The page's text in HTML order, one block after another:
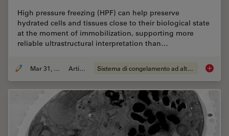
High pressure freezing (HPF) can help preserve
hydrated cells and tissues close to their biological state
at the moment of immobilization, supporting more
reliable ultrastructural interpretation than…
Mar 31, 2026 Articolo Sistema di congelamento ad alta pressione High-